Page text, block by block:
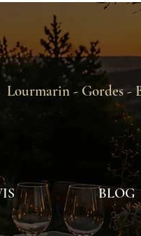
BLOG
Lourmarin - Gordes -